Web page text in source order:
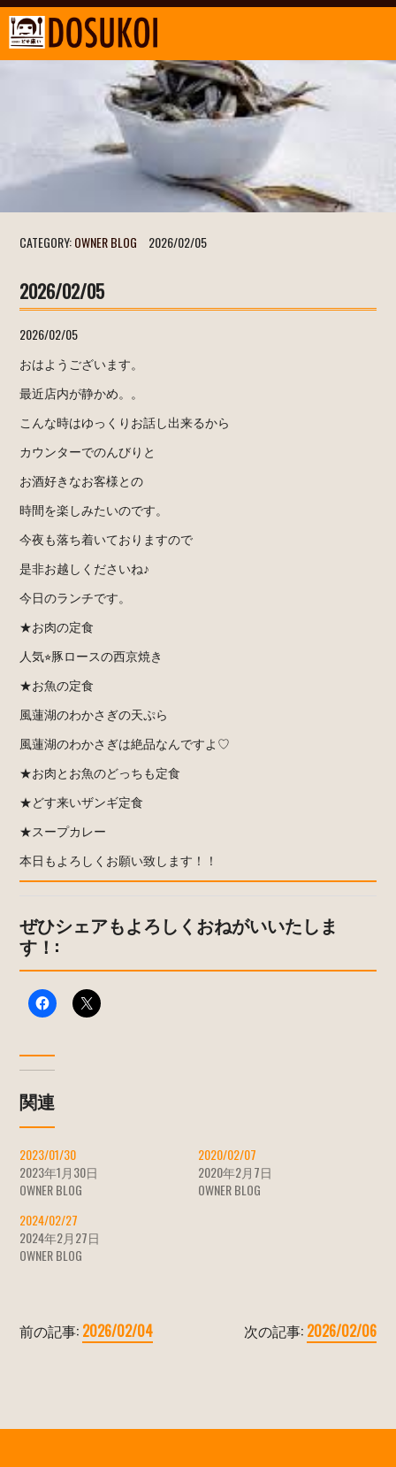
CATEGORY:OWNER BLOG 2026/02/05
2026/02/05
2026/02/05
おはようございます。
最近店内が静かめ。。
こんな時はゆっくりお話し出来るから
カウンターでのんびりと
お酒好きなお客様との
時間を楽しみたいのです。
今夜も落ち着いておりますので
是非お越しくださいね♪
今日のランチです。
★お肉の定食
人気⭐︎豚ロースの西京焼き
★お魚の定食
風蓮湖のわかさぎの天ぷら
風蓮湖のわかさぎは絶品なんですよ♡
★お肉とお魚のどっちも定食
★どす来いザンギ定食
★スープカレー
本日もよろしくお願い致します！！
ぜひシェアもよろしくおねがいいたしま
す！:
関連
2023/01/30
2023年1月30日
OWNER BLOG
2020/02/07
2020年2月7日
OWNER BLOG
2024/02/27
2024年2月27日
OWNER BLOG
前の記事: 2026/02/04 次の記事: 2026/02/06